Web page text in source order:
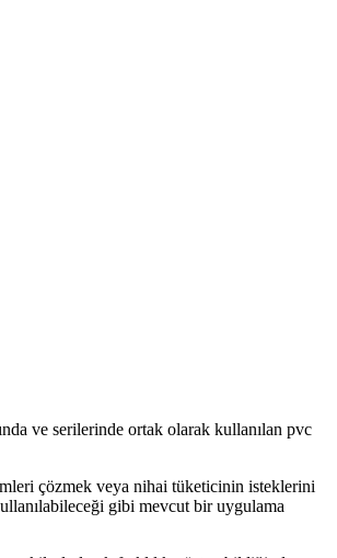
ve serilerinde ortak olarak kullanılan pvc
çözmek veya nihai tüketicinin isteklerini
gibi mevcut bir uygulama